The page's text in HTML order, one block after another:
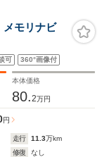
モリナビ
可 360°画像付
本体価格
80.2万円
円
走行 11.3万km
修復
なし